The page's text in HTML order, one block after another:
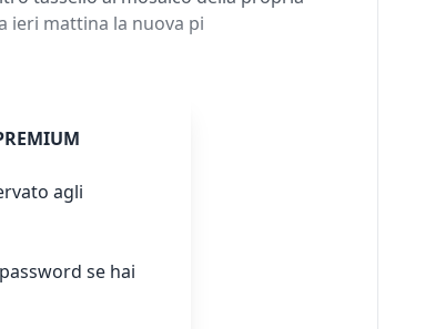
ieri mattina la nuova pi
agli
se hai